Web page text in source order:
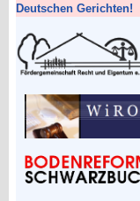
Deutschen Gerichten!